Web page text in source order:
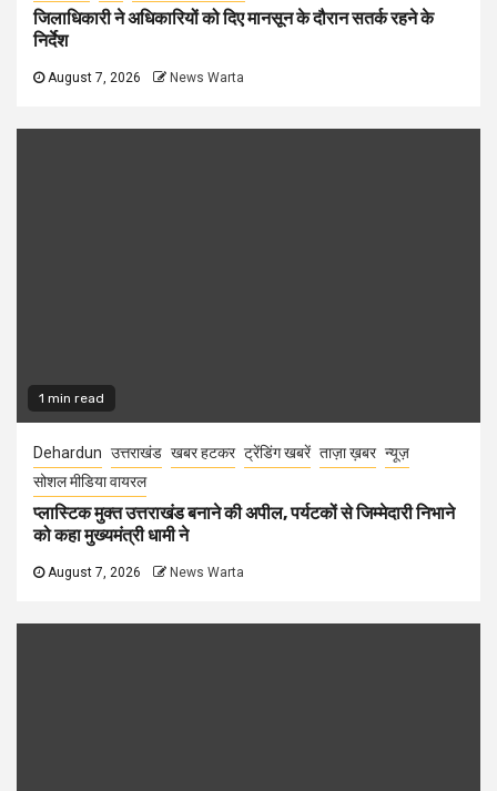
जिलाधिकारी ने अधिकारियों को दिए मानसून के दौरान सतर्क रहने के
निर्देश
August 7, 2026 News Warta
1 min read
Dehardun उत्तराखंड खबर हटकर ट्रेंडिंग खबरें ताज़ा ख़बर न्यूज़
सोशल मीडिया वायरल
प्लास्टिक मुक्त उत्तराखंड बनाने की अपील, पर्यटकों से जिम्मेदारी निभाने
को कहा मुख्यमंत्री धामी ने
August 7, 2026 News Warta